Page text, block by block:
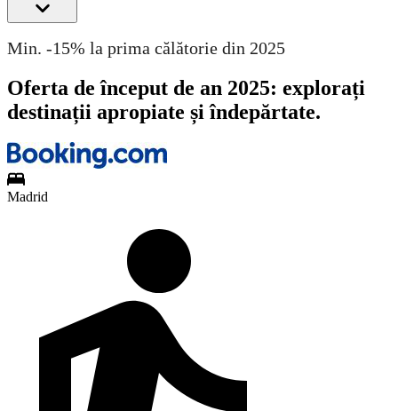
Min. -15% la prima călătorie din 2025
Oferta de început de an 2025: explorați
destinații apropiate și îndepărtate.
Madrid